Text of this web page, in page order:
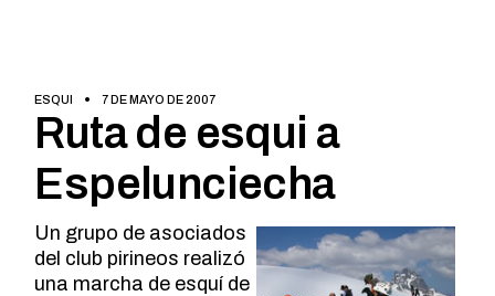
ESQUI 7 DE MAYO DE 2007
Ruta de esqui a
Espelunciecha
Un grupo de asociados
del club pirineos realizó
una marcha de esquí de